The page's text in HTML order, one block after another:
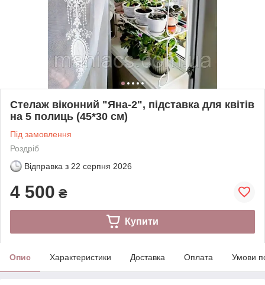
Стелаж віконний "Яна-2", підставка для квітів
на 5 полиць (45*30 см)
Під замовлення
Роздріб
Відправка з 22 серпня 2026
4 500 ₴
Купити
Опис Характеристики Доставка Оплата Умови